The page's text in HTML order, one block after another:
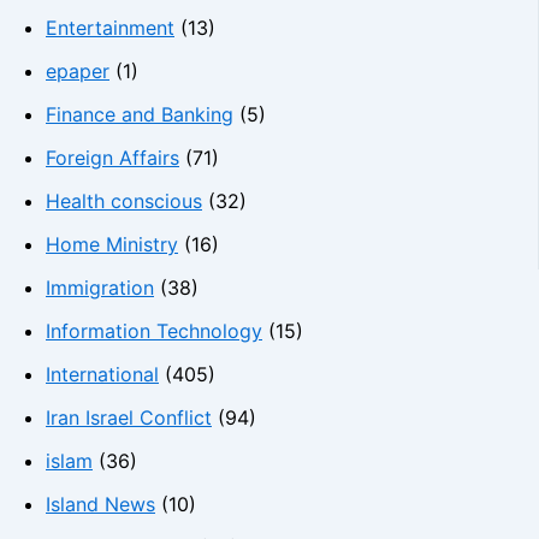
Entertainment (13)
epaper (1)
Finance and Banking (5)
Foreign Affairs (71)
Health conscious (32)
Home Ministry (16)
Immigration (38)
Information Technology (15)
International (405)
Iran Israel Conflict (94)
islam (36)
Island News (10)